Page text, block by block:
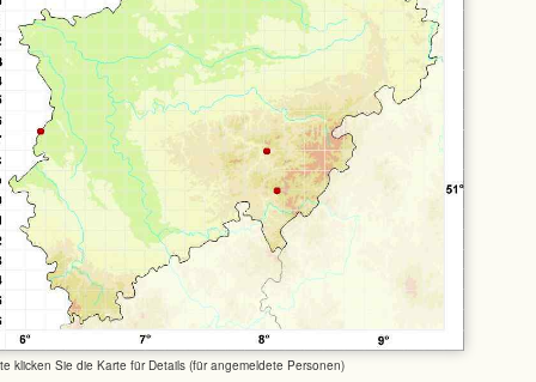
klicken Sie die Karte für Details (für angemeldete Personen)